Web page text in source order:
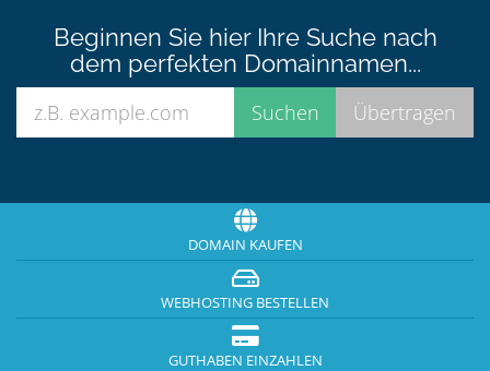
Beginnen Sie hier Ihre Suche nach
dem perfekten Domainnamen...
DOMAIN KAUFEN
WEBHOSTING BESTELLEN
GUTHABEN EINZAHLEN